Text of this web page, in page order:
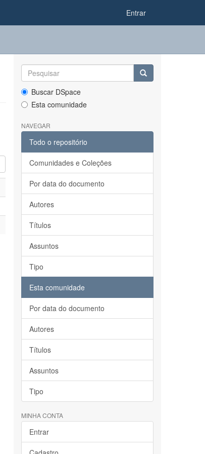
Entrar
Buscar DSpace
Esta comunidade
NAVEGAR
Todo o repositório
Comunidades e Coleções
Por data do documento
Autores
Títulos
Assuntos
Tipo
Esta comunidade
Por data do documento
Autores
Títulos
Assuntos
Tipo
MINHA CONTA
Entrar